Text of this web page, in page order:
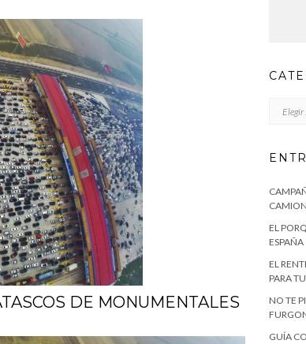
DE MONUMENTALES
CAMION
EL
ESPAÑA
EL
PARA
NO TE
GUÍA